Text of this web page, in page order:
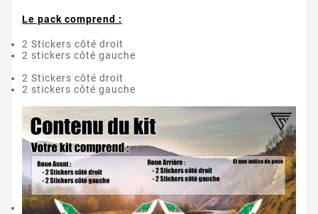
Le pack comprend :
2 Stickers côté droit
2 stickers côté gauche
2 Stickers côté droit
2 stickers côté gauche